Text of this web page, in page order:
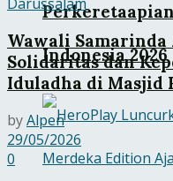
Indonesia 2026
Wawali
Solidaritas dan
Iduladha di Masjid
byAlpen
29/05/2026
0